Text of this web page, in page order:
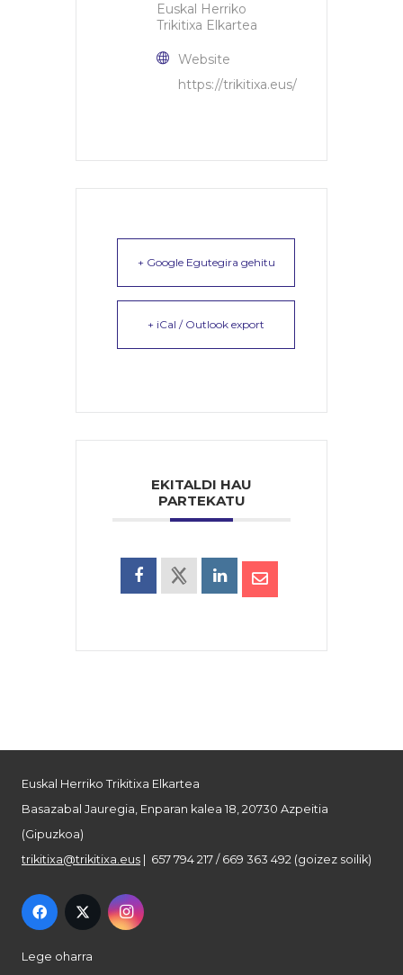
Euskal Herriko
Trikitixa Elkartea
Website
https://trikitixa.eus/
+ Google Egutegira gehitu
+ iCal / Outlook export
EKITALDI HAU
PARTEKATU
Euskal Herriko Trikitixa Elkartea
Basazabal Jauregia, Enparan kalea 18, 20730 Azpeitia
(Gipuzkoa)
trikitixa@trikitixa.eus | 657 794 217 / 669 363 492 (goizez soilik)
Lege oharra